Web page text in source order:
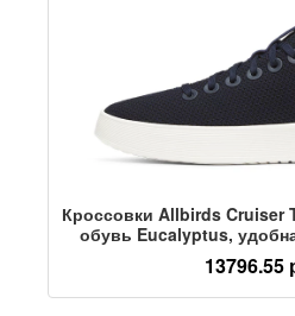
Кроссовки Allbirds Cruiser
обувь Eucalyptus,
мужская и женская13796.55